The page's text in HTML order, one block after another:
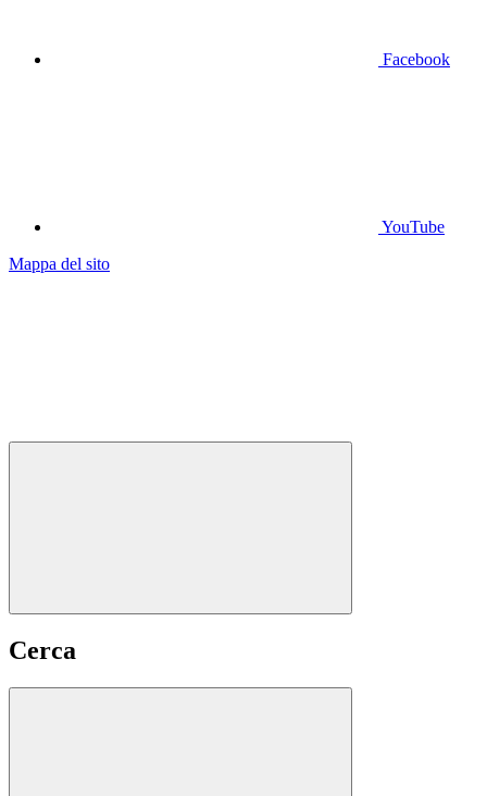
Facebook
YouTube
Mappa del sito
Cerca